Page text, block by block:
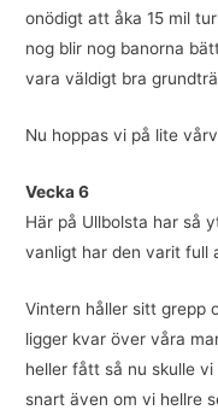
onödigt att åka 15 mil
nog blir nog banorna
vara väldigt bra
Nu hoppas vi på lite
Vecka 6
Här på Ullbolsta har så
vanligt har den varit full
Vintern håller sitt grepp
ligger kvar över våra
heller fått så nu skulle
snart även om vi hellre